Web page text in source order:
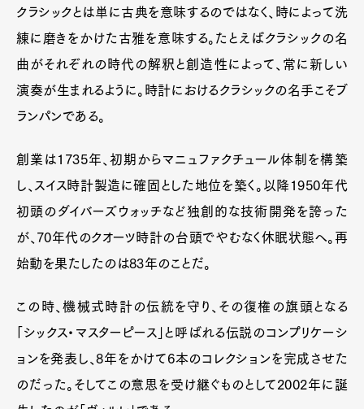
クラシックとは単に古典を意味するのではなく、時によって洗
練に磨きをかけた古雅を意味する。たとえばクラシックの名
曲がそれぞれの時代の解釈と創造性によって、常に新しい
演奏が生まれるように。時計におけるクラシックの名手こそブ
ランパンである。
創業は1735年、初期からマニュファクチュール体制を構築
し、スイス時計製造に確固とした地位を築く。以降1950年代
初頭のダイバーズウォッチなど独創的な技術開発を誇った
が、70年代のクオーツ時計の台頭でやむなく休眠状態へ。再
始動を果たしたのは83年のことだ。
この時、機械式時計の伝統を守り、その復権の旗頭となる
「シックス・マスターピース」と呼ばれる伝説のコンプリケーシ
ョンを発表し、8年をかけて6本のコレクションを完成させた
のだった。そしてこの意思を受け継ぐものとして2002年に誕